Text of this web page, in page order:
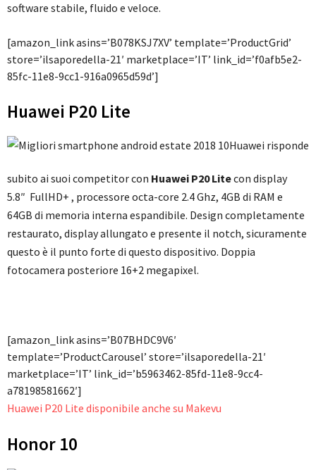
software stabile, fluido e veloce.
[amazon_link asins=’B078KSJ7XV’ template=’ProductGrid’
store=’ilsaporedella-21′ marketplace=’IT’ link_id=’f0afb5e2-
85fc-11e8-9cc1-916a0965d59d’]
Huawei P20 Lite
Huawei risponde
subito ai suoi competitor con Huawei P20 Litecon display
5.8″ FullHD+ , processore octa-core 2.4 Ghz, 4GB di RAM e
64GB di memoria interna espandibile. Design completamente
restaurato, display allungato e presente il notch, sicuramente
questo è il punto forte di questo dispositivo. Doppia
fotocamera posteriore 16+2 megapixel.
[amazon_link asins=’B07BHDC9V6′
template=’ProductCarousel’ store=’ilsaporedella-21′
marketplace=’IT’ link_id=’b5963462-85fd-11e8-9cc4-
a78198581662′]
Huawei P20 Lite disponibile anche su Makevu
Honor 10